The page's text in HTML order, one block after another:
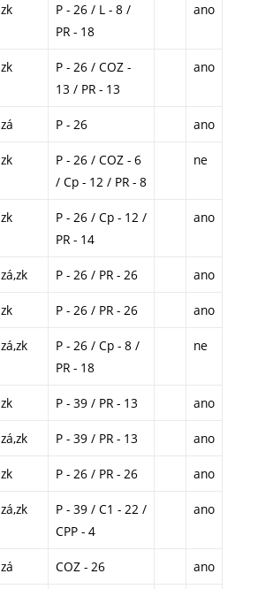
zk
P - 26 / L - 8 /
PR - 18
ano
zk
P - 26 / COZ -
13 / PR - 13
ano
zá P - 26 ano
zk
P - 26 / COZ - 6
/ Cp - 12 / PR - 8
ne
zk
P - 26 / Cp - 12 /
PR - 14
ano
zá,zk P - 26 / PR - 26 ano
zk P - 26 / PR - 26 ano
zá,zk
P - 26 / Cp - 8 /
PR - 18
ne
zk P - 39 / PR - 13 ano
zá,zk P - 39 / PR - 13 ano
zk P - 26 / PR - 26 ano
zá,zk
P - 39 / C1 - 22 /
CPP - 4
ano
zá COZ - 26 ano